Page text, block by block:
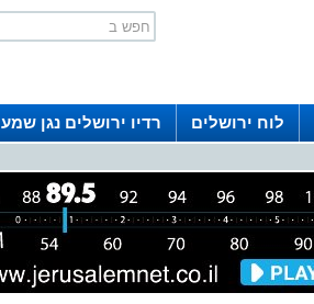
לוח ירושלים
רדיו ירושלים נגן שמע